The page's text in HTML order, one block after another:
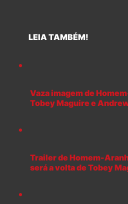
LEIA TAMBÉM!
Vaza imagem de
Tobey Maguire e
Trailer de Homem-
será a volta de Tobey